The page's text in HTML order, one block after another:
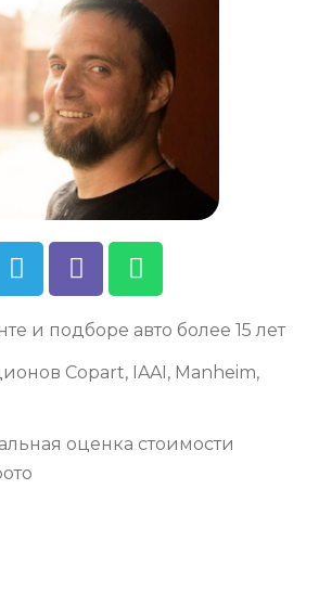
и подборе авто более 15 лет
Copart, IAAI, Manheim,
оценка стоимости